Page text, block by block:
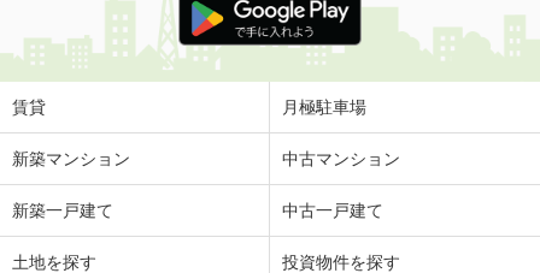
賃貸 月極駐車場
新築マンション 中古マンション
新築一戸建て 中古一戸建て
土地を探す 投資物件を探す